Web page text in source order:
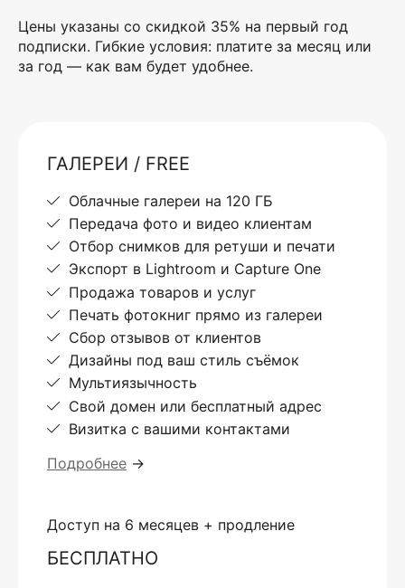
Цены указаны со скидкой 35% на первый год
подписки. Гибкие условия: платите за месяц или
за год — как вам будет удобнее.
ГАЛЕРЕИ / FREE
Облачные галереи на 120 ГБ
Передача фото и видео клиентам
Отбор снимков для ретуши и печати
Экспорт в Lightroom и Capture One
Продажа товаров и услуг
Печать фотокниг прямо из галереи
Сбор отзывов от клиентов
Дизайны под ваш стиль съёмок
Мультиязычность
Свой домен или бесплатный адрес
Визитка с вашими контактами
Подробнее →
Доступ на 6 месяцев + продление
БЕСПЛАТНО